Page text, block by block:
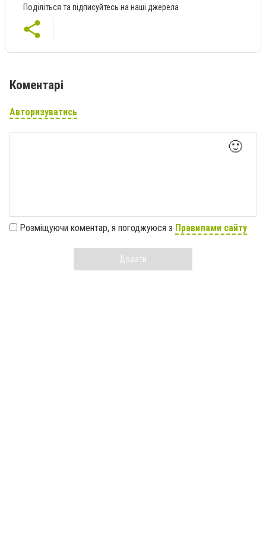
Поділіться та підписуйтесь на наші джерела
Коментарі
Авторизуватись
🙂
Розміщуючи коментар, я погоджуюся з Правилами сайту
Додати